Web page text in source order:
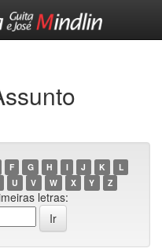
F G H I J K
L
U V W X Y Z
letras: